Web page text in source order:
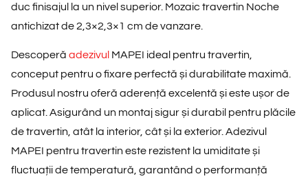
duc finisajul la un nivel superior. Mozaic travertin Noche
antichizat de 2,3×2,3×1 cm de vanzare.
Descoperă adezivul MAPEI ideal pentru travertin,
conceput pentru o fixare perfectă și durabilitate maximă.
Produsul nostru oferă aderență excelentă și este ușor de
aplicat. Asigurând un montaj sigur și durabil pentru plăcile
de travertin, atât la interior, cât și la exterior. Adezivul
MAPEI pentru travertin este rezistent la umiditate și
fluctuații de temperatură, garantând o performanță